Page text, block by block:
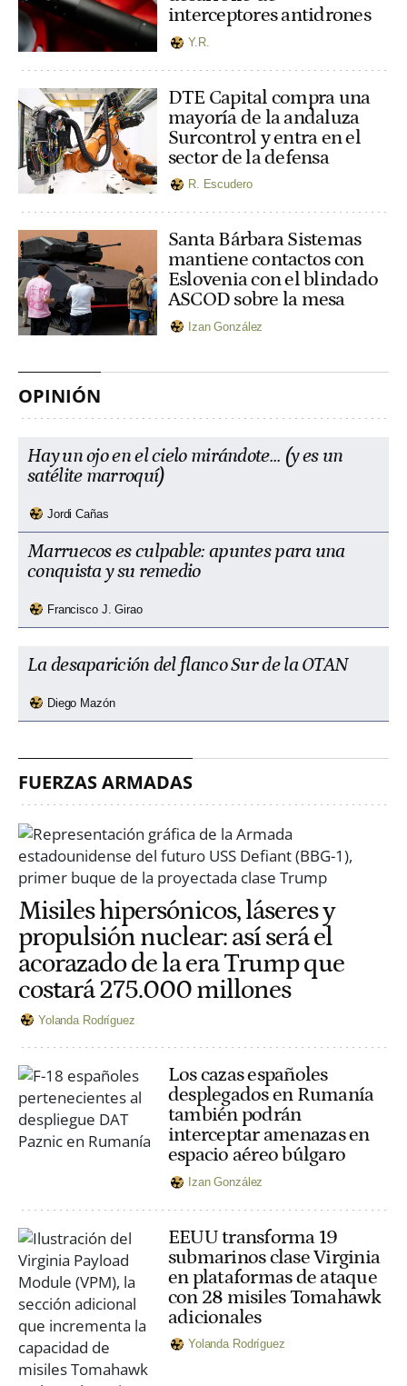
interceptores antidrones
Y.R.
DTE Capital compra una
mayoría de la andaluza
Surcontrol y entra en el
sector de la defensa
R. Escudero
Santa Bárbara Sistemas
mantiene contactos con
Eslovenia con el blindado
ASCOD sobre la mesa
Izan González
OPINIÓN
Hay un ojo en el cielo mirándote... (y es un
satélite marroquí)
Jordi Cañas
Marruecos es culpable: apuntes para una
conquista y su remedio
Francisco J. Girao
La desaparición del flanco Sur de la OTAN
Diego Mazón
FUERZAS ARMADAS
Misiles hipersónicos, láseres y
propulsión nuclear: así será el
acorazado de la era Trump que
costará 275.000 millones
Yolanda Rodríguez
Los cazas españoles
desplegados en Rumanía
también podrán
interceptar amenazas en
espacio aéreo búlgaro
Izan González
EEUU transforma 19
submarinos clase Virginia
en plataformas de ataque
con 28 misiles Tomahawk
adicionales
Yolanda Rodríguez